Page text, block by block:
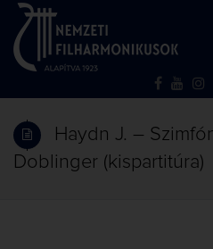
Haydn J. –
Doblinger (kispartitúra)